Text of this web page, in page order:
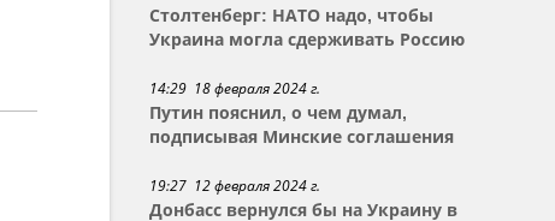
Столтенберг: НАТО надо, чтобы
Украина могла сдерживать Россию
14:29 18 февраля 2024 г.
Путин пояснил, о чем думал,
подписывая Минские соглашения
19:27 12 февраля 2024 г.
Донбасс вернулся бы на Украину в